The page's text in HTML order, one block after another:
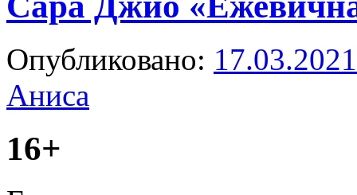
Опубликовано: 17.03.2021
Аниса
16+